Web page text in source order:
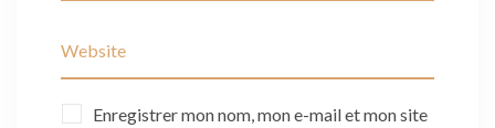
Enregistrer mon nom, mon e-mail et mon site